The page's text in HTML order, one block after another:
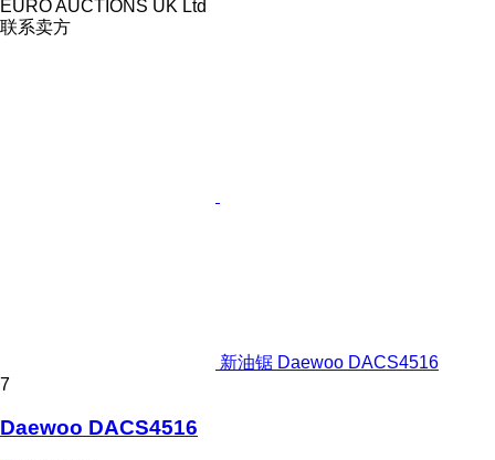
EURO AUCTIONS UK Ltd
联系卖方
新油锯 Daewoo DACS4516
7
Daewoo DACS4516